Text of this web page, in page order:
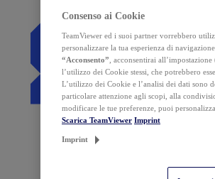
Consenso ai Cookie
TeamViewer ed i suoi partner vorrebbero
personalizzare la tua esperienza di
“Acconsento” , acconsentirai
l’utilizzo dei Cookie stessi, che potrebbero
L’utilizzo dei Cookie e l’analisi dei dati sono
particolare attenzione agli scopi, alla
modificare le tue preferenze, puoi
Scarica TeamViewer Imprint
Imprint